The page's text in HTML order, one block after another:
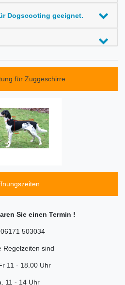
Dogscooting geeignet.
für Zuggeschirre
Sie einen Termin !
503034
Regelzeiten sind
11 - 18.00 Uhr
11 - 14 Uhr